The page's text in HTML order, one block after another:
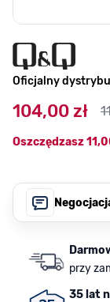
Oficjalny
104,00 zł
Oszczędzasz
przy
35 lat